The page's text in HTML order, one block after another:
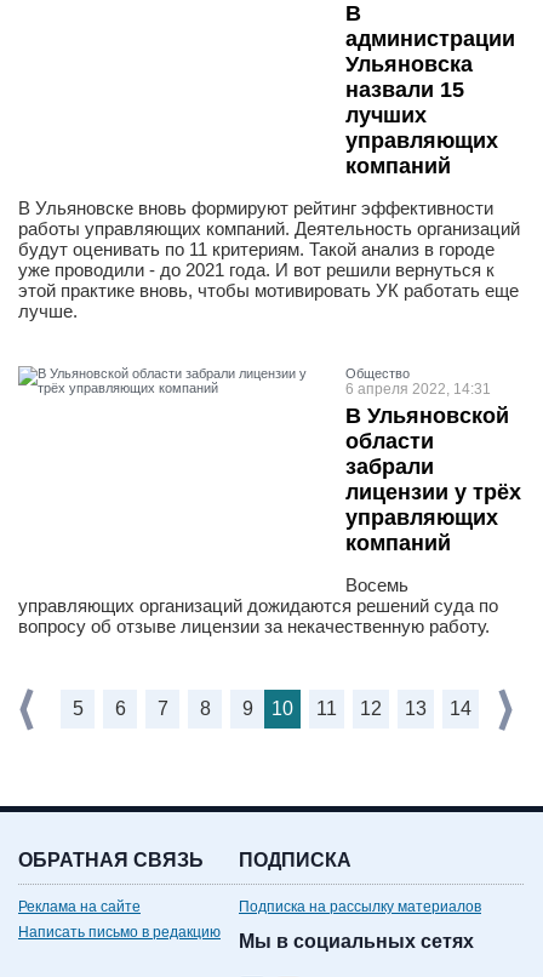
В
администрации
Ульяновска
назвали 15
лучших
управляющих
компаний
В Ульяновске вновь формируют рейтинг эффективности
работы управляющих компаний. Деятельность организаций
будут оценивать по 11 критериям. Такой анализ в городе
уже проводили - до 2021 года. И вот решили вернуться к
этой практике вновь, чтобы мотивировать УК работать еще
лучше.
Общество
6 апреля 2022, 14:31
В Ульяновской
области
забрали
лицензии у трёх
управляющих
компаний
Восемь
управляющих организаций дожидаются решений суда по
вопросу об отзыве лицензии за некачественную работу.
5 6 7 8 9 10 11 12 13 14
ОБРАТНАЯ СВЯЗЬ
Реклама на сайте
Написать письмо в редакцию
ПОДПИСКА
Подписка на рассылку материалов
Мы в социальных сетях